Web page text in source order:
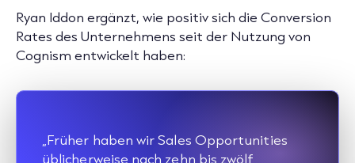
Ryan Iddon ergänzt, wie positiv sich die Conversion
Rates des Unternehmens seit der Nutzung von
Cognism entwickelt haben:
„Früher haben wir Sales Opportunities
üblicherweise nach zehn bis zwölf